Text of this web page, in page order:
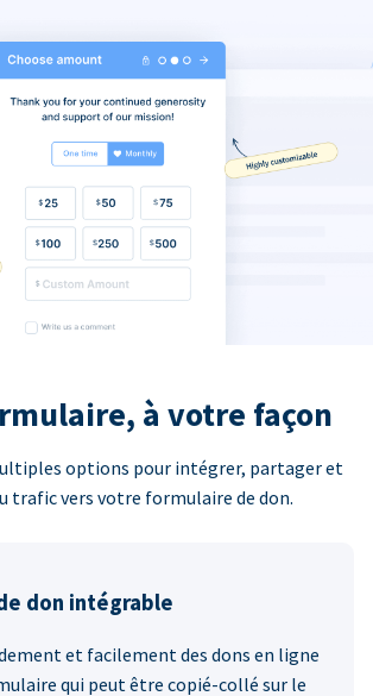
à votre façon
options pour intégrer, partager et
trafic vers votre formulaire de don.
don intégrable
et facilement des dons en ligne
qui peut être copié-collé sur le